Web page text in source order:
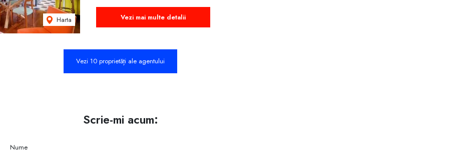
Harta Vezi mai multe detalii
Vezi 10 proprietăți ale agentului
Scrie-mi acum:
Nume